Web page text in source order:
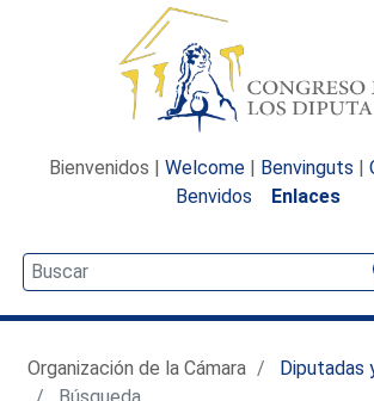
Bienvenidos | Welcome | Benvinguts |
Benvidos
Enlaces
Organización de la Cámara
Diputadas
Búsqueda